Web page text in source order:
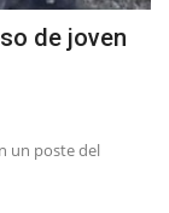
de joven
un poste del